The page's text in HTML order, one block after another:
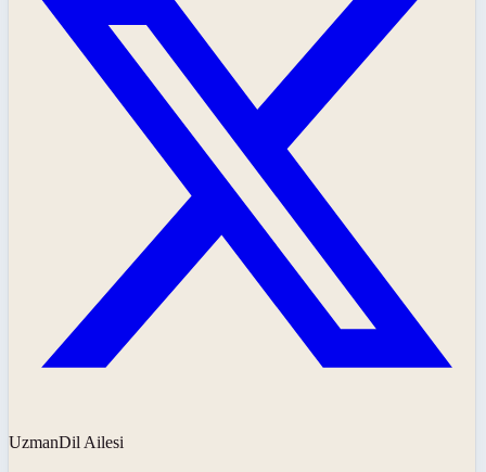
UzmanDil Ailesi